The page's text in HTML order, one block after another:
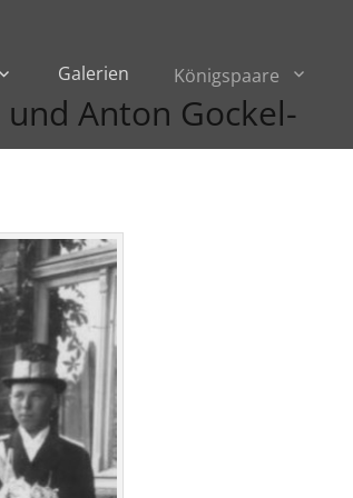
Galerien Königspaare
Anton Gockel-